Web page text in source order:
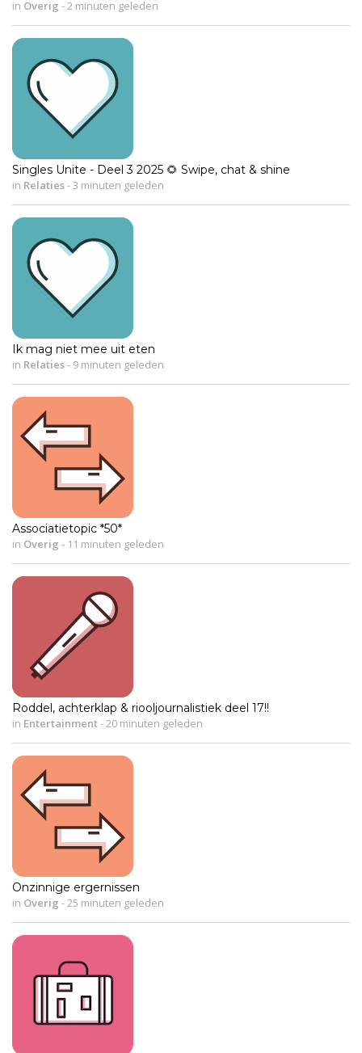
in Overig -2 minuten geleden
Singles Unite - Deel 3 2025 🌻 Swipe, chat & shine
in Relaties-3 minuten geleden
Ik mag niet mee uit eten
in Relaties- 9 minuten geleden
Associatietopic *50*
in Overig - 11 minuten geleden
Roddel, achterklap & riooljournalistiek deel 17!!
in Entertainment-20 minuten geleden
Onzinnige ergernissen
in Overig -25 minuten geleden